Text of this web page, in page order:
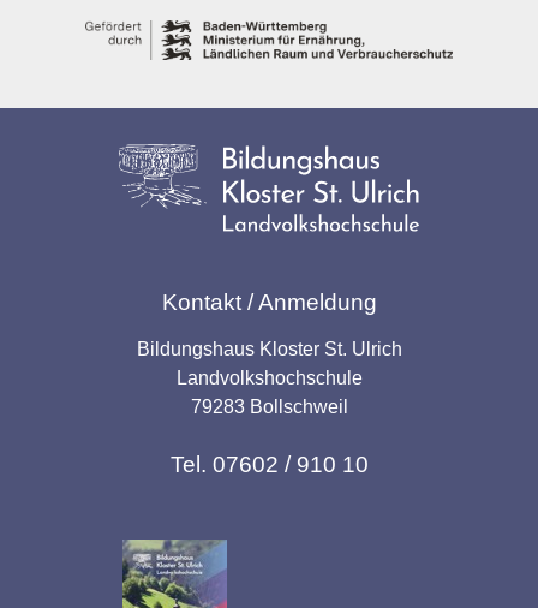
Kontakt / Anmeldung
Bildungshaus Kloster St. Ulrich
Landvolkshochschule
79283 Bollschweil
Tel. 07602 / 910 10